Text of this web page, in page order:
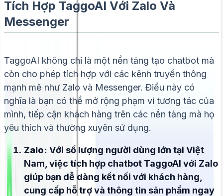
Tích Hợp TaggoAI Với Zalo Và
Messenger
TaggoAI không chỉ là một nền tảng tạo chatbot mà
còn cho phép tích hợp với các kênh truyền thông
mạnh mẽ như Zalo và Messenger. Điều này có
nghĩa là bạn có thể mở rộng phạm vi tương tác của
mình, tiếp cận khách hàng trên các nền tảng mà họ
yêu thích và thường xuyên sử dụng.
Zalo: Với số lượng người dùng lớn tại Việt
Nam, việc tích hợp chatbot TaggoAI với Zalo
giúp bạn dễ dàng kết nối với khách hàng,
cung cấp hỗ trợ và thông tin sản phẩm ngay